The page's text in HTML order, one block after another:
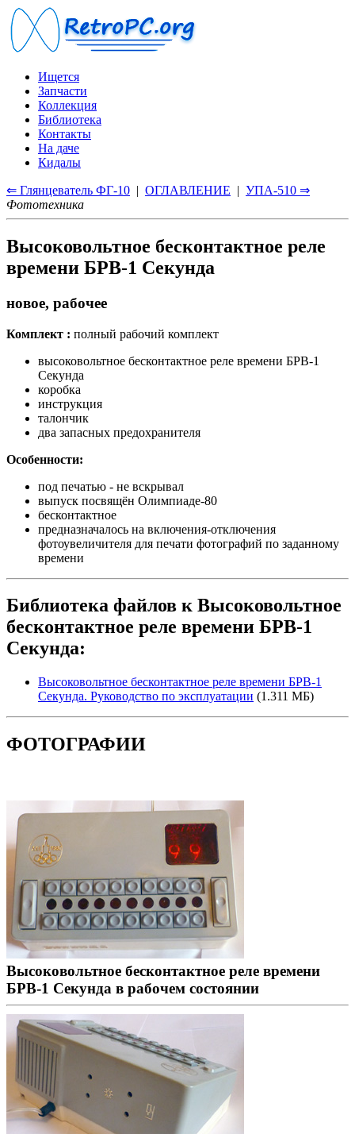
Ищется
Запчасти
Коллекция
Библиотека
Контакты
На даче
Кидалы
⇐ Глянцеватель ФГ-10 | ОГЛАВЛЕНИЕ | УПА-510 ⇒
Фототехника
Высоковольтное бесконтактное реле
времени БРВ-1 Секунда
новое, рабочее
Комплект : полный рабочий комплект
высоковольтное бесконтактное реле времени БРВ-1
Секунда
коробка
инструкция
талончик
два запасных предохранителя
Особенности:
под печатью - не вскрывал
выпуск посвящён Олимпиаде-80
бесконтактное
предназначалось на включения-отключения
фотоувеличителя для печати фотографий по заданному
времени
Библиотека файлов к Высоковольтное
бесконтактное реле времени БРВ-1
Секунда:
Высоковольтное бесконтактное реле времени БРВ-1
Секунда. Руководство по эксплуатации (1.311 МБ)
ФОТОГРАФИИ
Высоковольтное бесконтактное реле времени
БРВ-1 Секунда в рабочем состоянии